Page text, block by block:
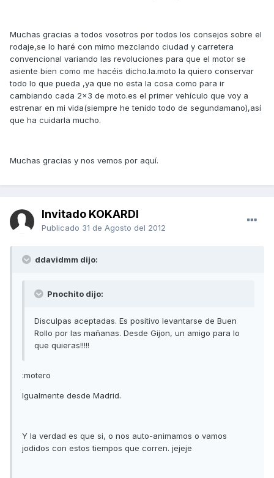
Muchas gracias a todos vosotros por todos los consejos sobre el
rodaje,se lo haré con mimo mezclando ciudad y carretera
convencional variando las revoluciones para que el motor se
asiente bien como me hacéis dicho.la.moto la quiero conservar
todo lo que pueda ,ya que no esta la cosa como para ir
cambiando cada 2x3 de moto.es el primer vehículo que voy a
estrenar en mi vida(siempre he tenido todo de segundamano),así
que ha cuidarla mucho.
Muchas gracias y nos vemos por aquí.
Invitado KOKARDI
Publicado 31 de Agosto del 2012
ddavidmm dijo:
Pnochito dijo:
Disculpas aceptadas. Es positivo levantarse de Buen
Rollo por las mañanas. Desde Gijon, un amigo para lo
que quieras!!!!!
:motero
Igualmente desde Madrid.
Y la verdad es que si, o nos auto-animamos o vamos
jodidos con estos tiempos que corren. jejeje